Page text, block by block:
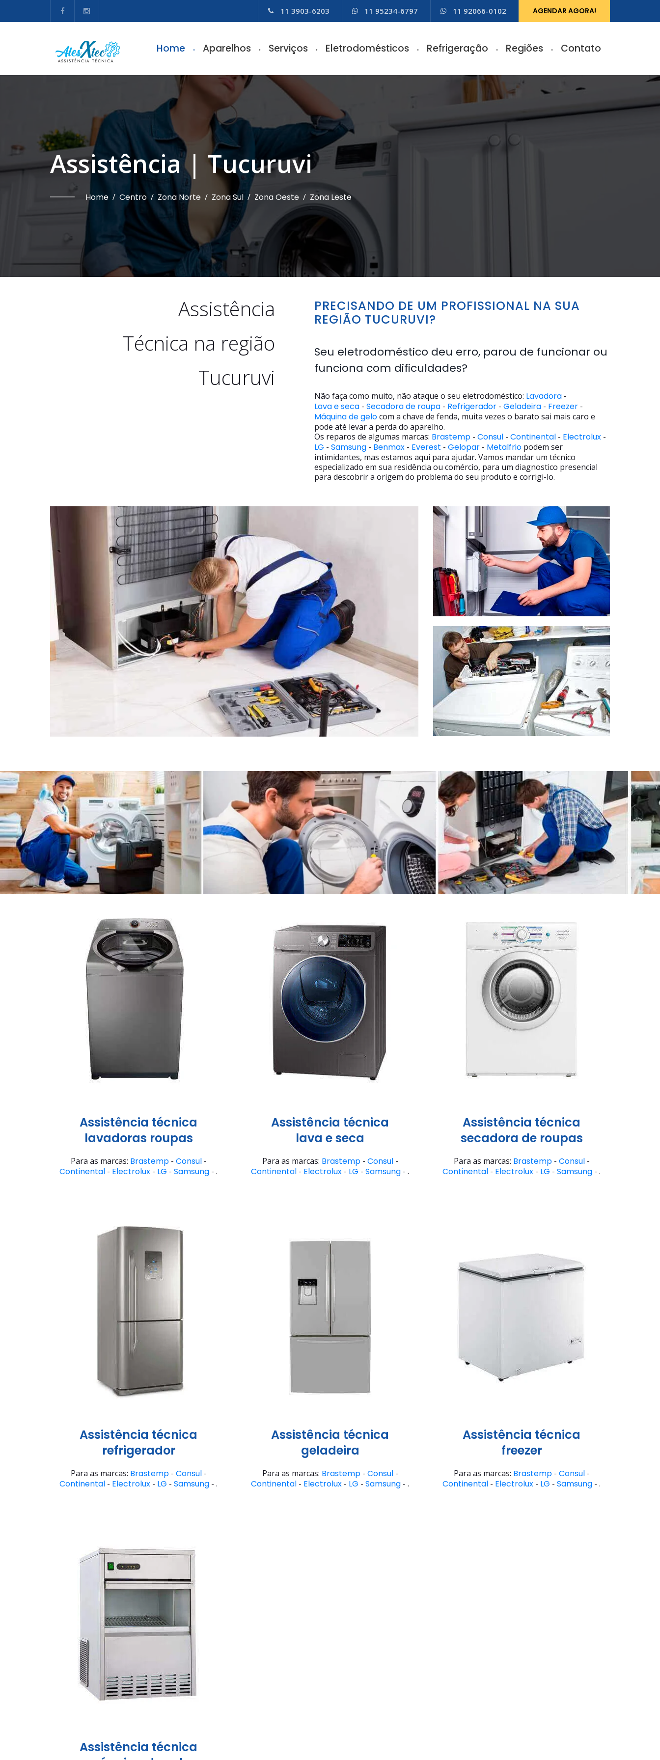
11 3903-6203 11 95234-6797 11 92066-0102 AGENDAR AGORA!
Home Aparelhos Serviços Eletrodomésticos Refrigeração Regiões Contato
Assistência | Tucuruvi
Home / Centro / Zona Norte / Zona Sul / Zona Oeste / Zona Leste
Assistência
Técnica na região
Tucuruvi
PRECISANDO DE UM PROFISSIONAL NA SUA
REGIÃO TUCURUVI?
Seu eletrodoméstico deu erro, parou de funcionar ou
funciona com dificuldades?
Não faça como muito, não ataque o seu eletrodoméstico: Lavadora-
Lava e seca- Secadora de roupa- Refrigerador- Geladeira- Freezer-
Máquina de gelocom a chave de fenda, muita vezes o barato sai mais caro e
pode até levar a perda do aparelho.
Os reparos de algumas marcas: Brastemp- Consul- Continental- Electrolux-
LG - Samsung- Benmax- Everest - Gelopar- Metalfriopodem ser
intimidantes, mas estamos aqui para ajudar. Vamos mandar um técnico
especializado em sua residência ou comércio, para um diagnostico presencial
para descobrir a origem do problema do seu produto e corrigi-lo.
Assistência técnica
lavadoras roupas
Para as marcas: Brastemp- Consul-
Continental - Electrolux - LG - Samsung - .
Assistência técnica
lava e seca
Para as marcas: Brastemp- Consul-
Continental - Electrolux - LG - Samsung - .
Assistência técnica
secadora de roupas
Para as marcas: Brastemp- Consul-
Continental - Electrolux - LG - Samsung - .
Assistência técnica
refrigerador
Para as marcas: Brastemp- Consul-
Continental - Electrolux - LG - Samsung - .
Assistência técnica
geladeira
Para as marcas: Brastemp- Consul-
Continental - Electrolux - LG - Samsung - .
Assistência técnica
freezer
Para as marcas: Brastemp- Consul-
Continental - Electrolux - LG - Samsung - .
Assistência técnica